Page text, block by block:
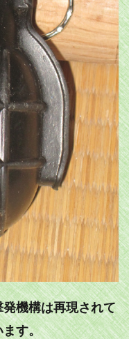
機構は再現されて
ます。